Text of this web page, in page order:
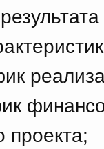
проекта;